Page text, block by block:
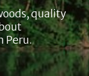
quality
Peru.